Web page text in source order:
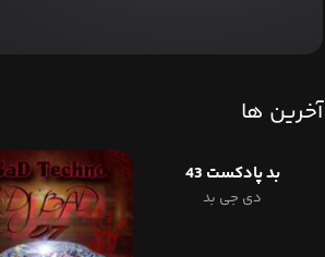
آخرین ها
بد پادکست 43
دی جی بد